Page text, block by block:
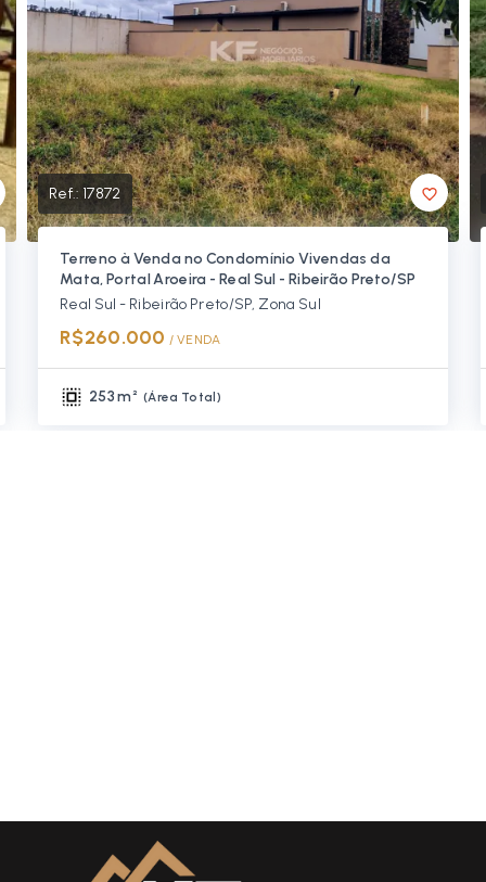
Ref.: 17872
Terreno à Venda no Condomínio Vivendas da
Mata, Portal Aroeira - Real Sul - Ribeirão Preto/SP
Real Sul - Ribeirão Preto/SP, Zona Sul
R$260.000 / VENDA
253 m² (Área Total )